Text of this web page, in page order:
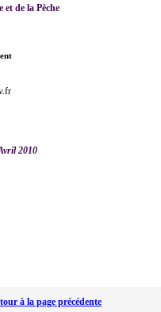
de la Pêche
2010
à la page précédente